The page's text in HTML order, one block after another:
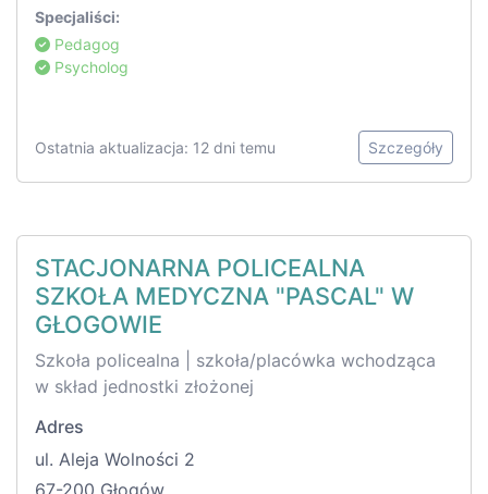
Specjaliści:
Pedagog
Psycholog
Ostatnia aktualizacja: 12 dni temu Szczegóły
STACJONARNA POLICEALNA
SZKOŁA MEDYCZNA "PASCAL" W
GŁOGOWIE
Szkoła policealna | szkoła/placówka wchodząca
w skład jednostki złożonej
Adres
ul. Aleja Wolności 2